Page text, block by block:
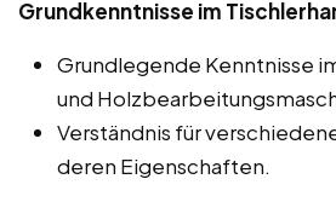
Grundkenntnisse im
Grundlegende Kenntnisse
und
Verständnis für
deren Eigenschaften.